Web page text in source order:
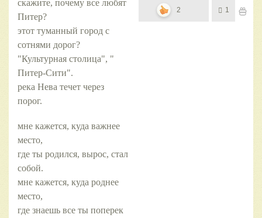
скажите, почему все любят
Питер?
этот туманный город с
сотнями дорог?
"Культурная столица", "
Питер-Сити".
река Нева течет через
порог.
мне кажется, куда важнее
место,
где ты родился, вырос, стал
собой.
мне кажется, куда роднее
место,
где знаешь все ты поперек
2 1